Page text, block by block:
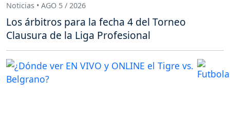
Noticias • AGO 5 / 2026
Los árbitros para la fecha 4 del Torneo
Clausura de la Liga Profesional